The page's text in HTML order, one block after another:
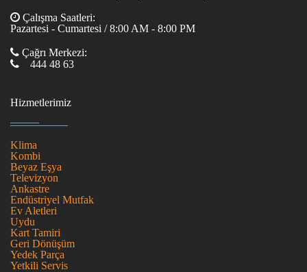
Çalışma Saatleri:
Pazartesi - Cumartesi / 8:00 AM - 8:00 PM
Çağrı Merkezi:
444 48 63
Hizmetlerimiz
Klima
Kombi
Beyaz Eşya
Televizyon
Ankastre
Endüstriyel Mutfak
Ev Aletleri
Uydu
Kart Tamiri
Geri Dönüşüm
Yedek Parça
Yetkili Servis